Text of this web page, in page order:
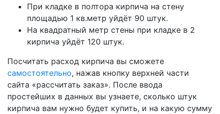
При кладке в полтора кирпича на стену
площадью 1 кв.метр уйдёт 90 штук.
На квадратный метр стены при кладке в 2
кирпича уйдёт 120 штук.
Посчитать расход кирпича вы сможете
самостоятельно, нажав кнопку верхней части
сайта «рассчитать заказ». После ввода
простейших в данных вы узнаете, сколько штук
кирпича вам нужно будет купить, и на какую сумму